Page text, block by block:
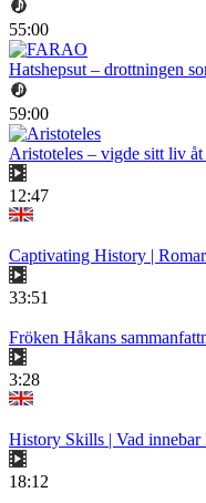
55:00
Hatshepsut – drottningen
59:00
Aristoteles – vigde sitt liv åt
12:47
Captivating History |
33:51
Fröken Håkans
3:28
History Skills | Vad innebar
18:12